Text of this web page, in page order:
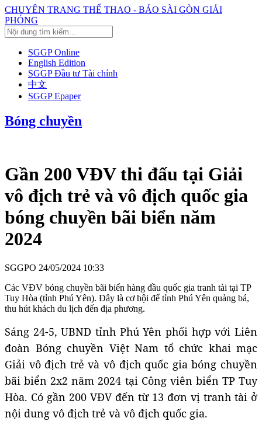
CHUYÊN TRANG THỂ THAO - BÁO SÀI GÒN GIẢI
PHÓNG
SGGP Online
English Edition
SGGP Đầu tư Tài chính
中文
SGGP Epaper
Bóng chuyền
Gần 200 VĐV thi đấu tại Giải
vô địch trẻ và vô địch quốc gia
bóng chuyền bãi biển năm
2024
SGGPO 24/05/2024 10:33
Các VĐV bóng chuyền bãi biển hàng đầu quốc gia tranh tài tại TP
Tuy Hòa (tỉnh Phú Yên). Đây là cơ hội để tỉnh Phú Yên quảng bá,
thu hút khách du lịch đến địa phương.
Sáng 24-5, UBND tỉnh Phú Yên phối hợp với Liên
đoàn Bóng chuyền Việt Nam tổ chức khai mạc
Giải vô địch trẻ và vô địch quốc gia bóng chuyền
bãi biển 2x2 năm 2024 tại Công viên biển TP Tuy
Hòa. Có gần 200 VĐV đến từ 13 đơn vị tranh tài ở
nội dung vô địch trẻ và vô địch quốc gia.